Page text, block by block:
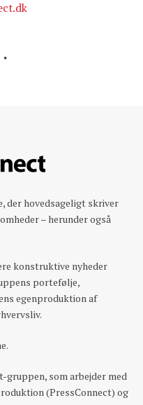
der hovedsageligt skriver
– herunder også
konstruktive nyheder
portefølje,
egenproduktion af
gruppen, som arbejder med
(PressConnect) og